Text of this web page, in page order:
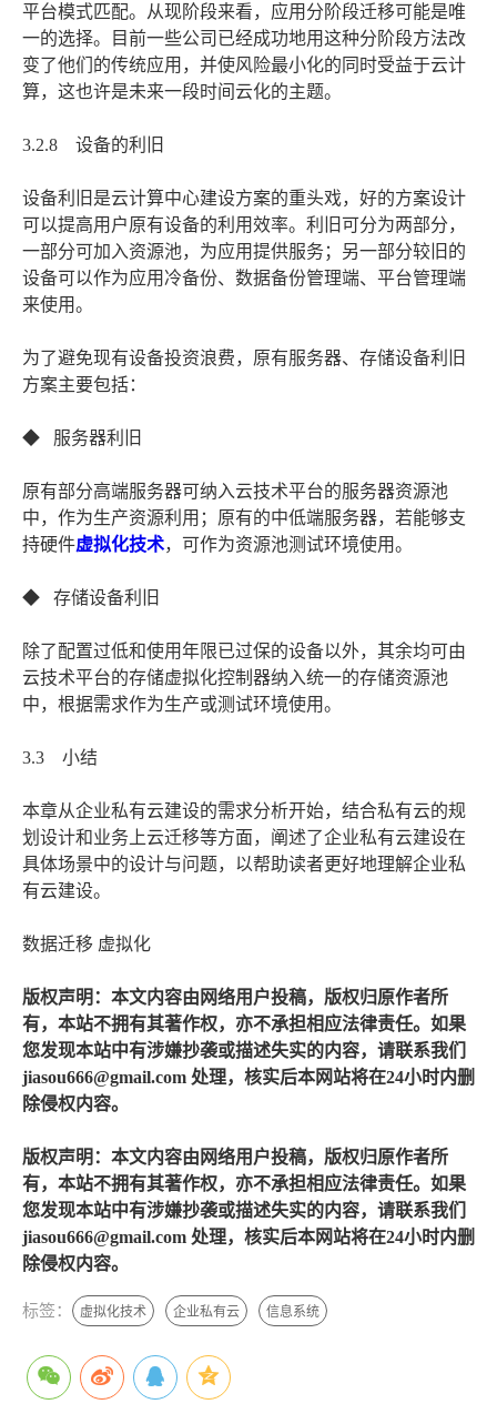
平台模式匹配。从现阶段来看，应用分阶段迁移可能是唯
一的选择。目前一些公司已经成功地用这种分阶段方法改
变了他们的传统应用，并使风险最小化的同时受益于云计
算，这也许是未来一段时间云化的主题。
3.2.8 设备的利旧
设备利旧是云计算中心建设方案的重头戏，好的方案设计
可以提高用户原有设备的利用效率。利旧可分为两部分，
一部分可加入资源池，为应用提供服务；另一部分较旧的
设备可以作为应用冷备份、数据备份管理端、平台管理端
来使用。
为了避免现有设备投资浪费，原有服务器、存储设备利旧
方案主要包括：
◆ 服务器利旧
原有部分高端服务器可纳入云技术平台的服务器资源池
中，作为生产资源利用；原有的中低端服务器，若能够支
持硬件虚拟化技术，可作为资源池测试环境使用。
◆ 存储设备利旧
除了配置过低和使用年限已过保的设备以外，其余均可由
云技术平台的存储虚拟化控制器纳入统一的存储资源池
中，根据需求作为生产或测试环境使用。
3.3 小结
本章从企业私有云建设的需求分析开始，结合私有云的规
划设计和业务上云迁移等方面，阐述了企业私有云建设在
具体场景中的设计与问题，以帮助读者更好地理解企业私
有云建设。
数据迁移 虚拟化
版权声明：本文内容由网络用户投稿，版权归原作者所
有，本站不拥有其著作权，亦不承担相应法律责任。如果
您发现本站中有涉嫌抄袭或描述失实的内容，请联系我们
jiasou666@gmail.com 处理，核实后本网站将在24小时内删
除侵权内容。
版权声明：本文内容由网络用户投稿，版权归原作者所
有，本站不拥有其著作权，亦不承担相应法律责任。如果
您发现本站中有涉嫌抄袭或描述失实的内容，请联系我们
jiasou666@gmail.com 处理，核实后本网站将在24小时内删
除侵权内容。
标签： 虚拟化技术 企业私有云 信息系统